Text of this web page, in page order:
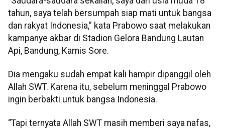
tahun, saya telah bersumpah siap mati untuk bangsa
dan rakyat Indonesia,” kata Prabowo saat melakukan
kampanye akbar di Stadion Gelora Bandung Lautan
Api, Bandung, Kamis Sore.
Dia mengaku sudah empat kali hampir dipanggil oleh
Allah SWT. Karena itu, sebelum meninggal Prabowo
ingin berbakti untuk bangsa Indonesia.
“Tapi ternyata Allah SWT masih memberi saya nafas,